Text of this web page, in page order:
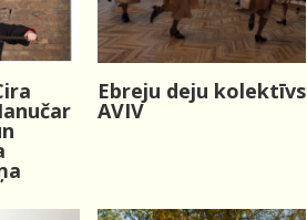
Ebreju deju kolektīvs
AVIV